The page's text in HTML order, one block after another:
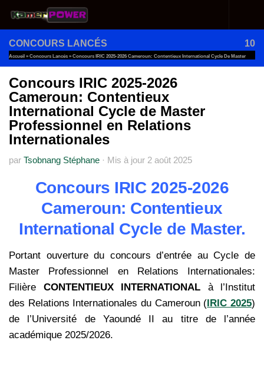
Au dessous du contenu
CONCOURS LANCÉS 10
Accueil » Concours Lancés » Concours IRIC 2025-2026 Cameroun: Contentieux International Cycle De Master
Professionnel En Relations Internationales
Concours IRIC 2025-2026
Cameroun: Contentieux
International Cycle de Master
Professionnel en Relations
Internationales
par Tsobnang Stéphane · Mis à jour 2 août 2025
Concours IRIC 2025-2026
Cameroun: Contentieux
International Cycle de Master.
Portant ouverture du concours d’entrée au Cycle de
Master Professionnel en Relations Internationales:
Filière CONTENTIEUX INTERNATIONAL à l’Institut
des Relations Internationales du Cameroun (IRIC 2025)
de l’Université de Yaoundé II au titre de l’année
académique 2025/2026.